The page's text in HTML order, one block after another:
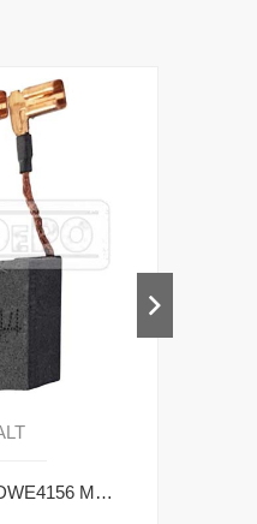
N183725 Dewalt DWE4156 Motor Kömürü